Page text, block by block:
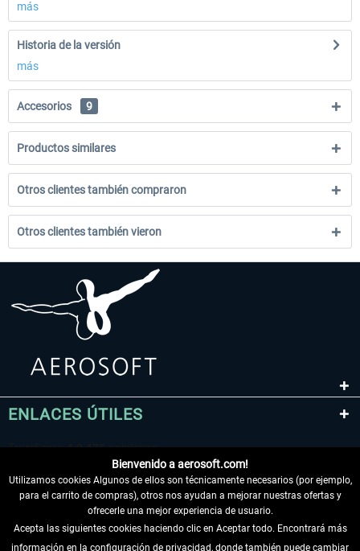
más
Historia de la versión
más
Accesorios 9
Productos similares
Otros clientes también compraron
Otros clientes también vieron
ENLACES ÚTILES
Bienvenido a aerosoft.com!
Utilizamos cookies Algunos de ellos son técnicamente necesarios (por ejemplo,
para el carrito de compras), otros nos ayudan a mejorar nuestras ofertas y
ofrecerle una mejor experiencia de usuario.
Acepta las siguientes cookies haciendo clic en Aceptar todo. Encontrará más
información en la configuración de privacidad, donde también puede cambiar